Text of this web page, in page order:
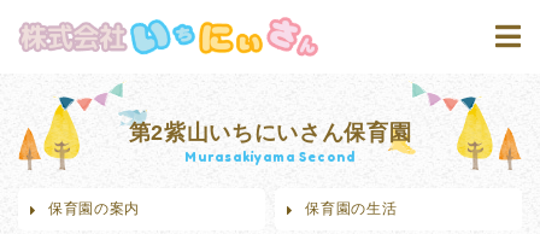
第2紫山いちにいさん保育園
Murasakiyama Second
保育園の案内 保育園の生活